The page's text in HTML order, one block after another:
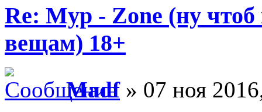
Re: Myp - Zone (ну
вещам) 18+
Madf» 07 ноя